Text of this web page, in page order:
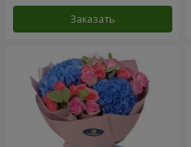
Заказать